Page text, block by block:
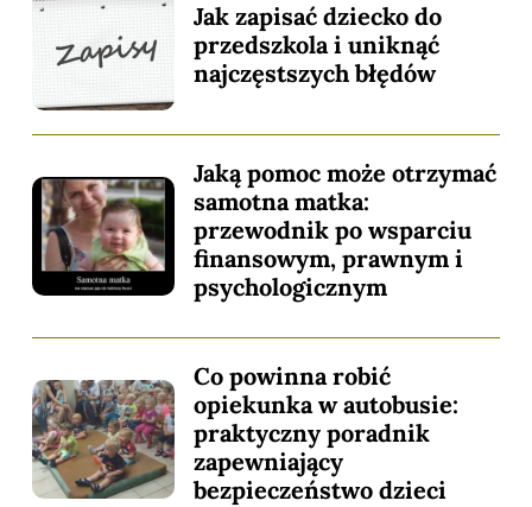
Jak zapisać dziecko do
przedszkola i uniknąć
najczęstszych błędów
Jaką pomoc może otrzymać
samotna matka:
przewodnik po wsparciu
finansowym, prawnym i
psychologicznym
Co powinna robić
opiekunka w autobusie:
praktyczny poradnik
zapewniający
bezpieczeństwo dzieci